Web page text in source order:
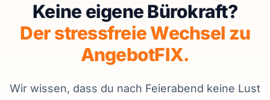
Keine eigene Bürokraft?
Der stressfreie Wechsel zu
AngebotFIX.
Wir wissen, dass du nach Feierabend keine Lust